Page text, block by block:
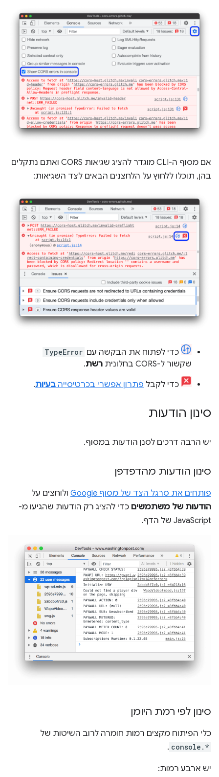
אם מסוף ה-CLI מוגדר להציג שגיאות CORS ואתם נתקלים
בהן, תוכלו ללחוץ על הלחצנים הבאים לצד השגיאות:
כדי לפתוח את הבקשה עם TypeError
שקשור ל-CORS בחלונית רשת.
כדי לקבל פתרון אפשרי בכרטיסייה בעיות.
סינון הודעות
יש הרבה דרכים לסנן הודעות במסוף.
סינון הודעות מהדפדפן
פותחים את סרגל הצד של מסוף Google
ולוחצים על
הודעות של משתמשים כדי להציג רק הודעות שהגיעו מ-
JavaScript של הדף.
סינון לפי רמת היומן
כלי הפיתוח מקצים רמות חומרה לרוב השיטות של
console.*
.
יש ארבע רמות: